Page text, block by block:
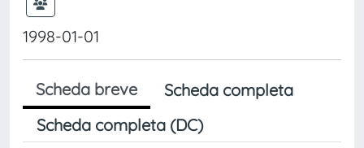
1998-01-01
Scheda breve
Scheda completa
Scheda completa (DC)